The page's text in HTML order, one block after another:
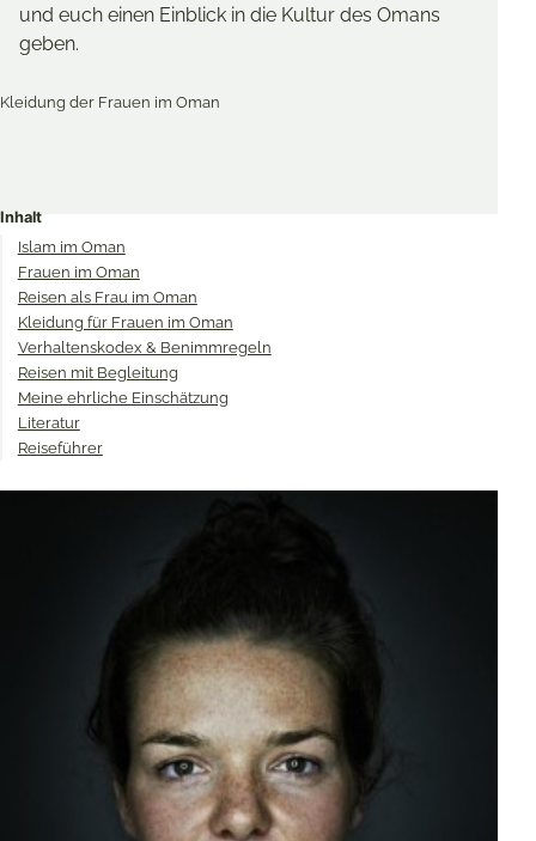
und euch einen Einblick in die Kultur des Omans
geben.
Twitter
Inhalt
Islam im Oman
Frauen im Oman
Reisen als Frau im Oman
Kleidung für Frauen im Oman
Verhaltenskodex & Benimmregeln
Reisen mit Begleitung
Meine ehrliche Einschätzung
Literatur
Reiseführer